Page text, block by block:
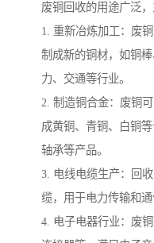
废铜回收的用途广泛
1. 重新冶炼加工：废
制成新的铜材，如铜
力、交通等行业。
2. 制造铜合金：废铜
成黄铜、青铜、白铜
轴承等产品。
3. 电线电缆生产：回
缆，用于电力传输和通
4. 电子电器行业：废